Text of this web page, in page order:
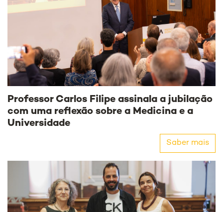
Professor Carlos Filipe assinala a jubilação
com uma reflexão sobre a Medicina e a
Universidade
Saber mais